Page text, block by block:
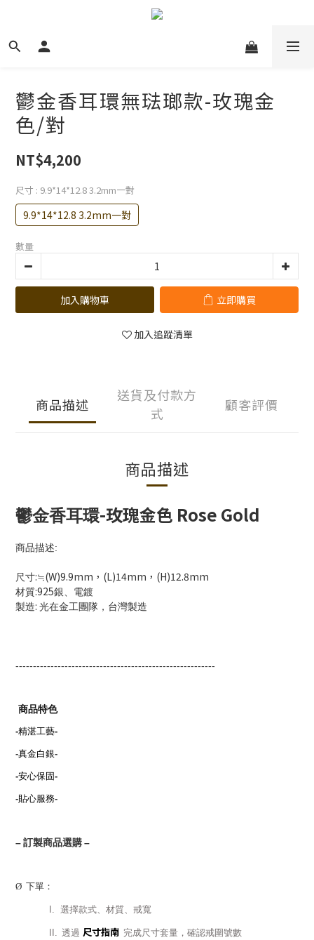
鬱金香耳環無琺瑯款-玫瑰金
色/對
NT$4,200
尺寸 : 9.9*14*12.8 3.2mm一對
9.9*14*12.8 3.2mm一對
數量
加入購物車 立即購買
加入追蹤清單
商品描述
送貨及付款方
式
顧客評價
商品描述
鬱金香耳環-玫瑰金色 Rose Gold
商品描述:
尺寸:≒(W)9.9mm，(L)14mm，(H)12.8mm
材質:925銀、電鍍
製造: 光在金工團隊，台灣製造
---------------------------------------------------------
商品特色
-精湛工藝-
-真金白銀-
-安心保固-
-貼心服務-
–訂製商品選購–
Ø 下單：
I. 選擇款式、材質、戒寬
II. 透過 尺寸指南 完成尺寸套量，確認戒圍號數